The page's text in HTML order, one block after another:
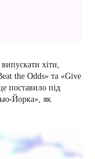
хіти,
the Odds» та «Give
поставило під
Йорка», як